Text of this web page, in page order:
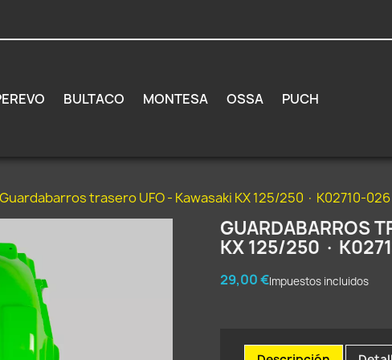
BULTACO MONTESA OSSA PUCH
Guardabarros trasero UFO - Kawasaki KX 125/250 · K02710-026
GUARDABARROS
KX 125/250 ·
29,00 €Impuestos incluidos